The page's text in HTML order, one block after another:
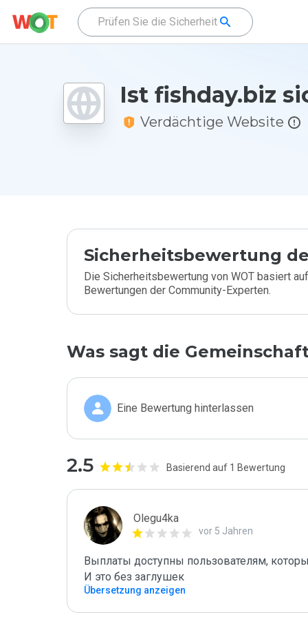
Ist fishday.biz
Verdächtige Website
Sicherheitsbewertung
Die Sicherheitsbewertung von WOT basiert
Bewertungen der Community-Experten.
Was sagt die
Eine Bewertung hinterlassen
2.5 Basierend auf 1 Bewertung
Olegu4ka
vor 5 Jahren
Выплаты доступны пользователям,
И это без заглушек
Übersetzung anzeigen